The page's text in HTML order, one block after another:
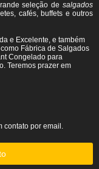
seleção de salgados
cafés, buffets e outros
e Excelente, e também
Fábrica de Salgados
Congelado para
Teremos prazer em
contato por email.